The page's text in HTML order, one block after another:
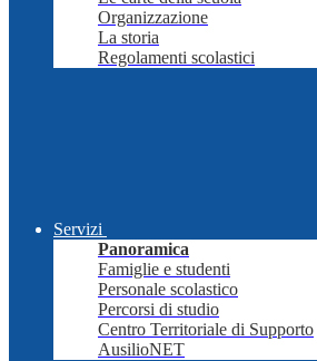
Organizzazione
La storia
Regolamenti scolastici
Servizi
Panoramica
Famiglie e studenti
Personale scolastico
Percorsi di studio
Centro Territoriale di Supporto
AusilioNET